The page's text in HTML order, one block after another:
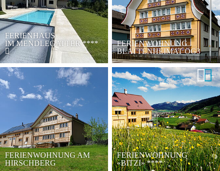
FERIENHAUS
IM MENDLEGATTER****
FERIENWOHNUNG
BLATTENHEIMAT OG3
FERIENWOHNUNG AM
HIRSCHBERG
FERIENWOHNUNG
«BITZI»****